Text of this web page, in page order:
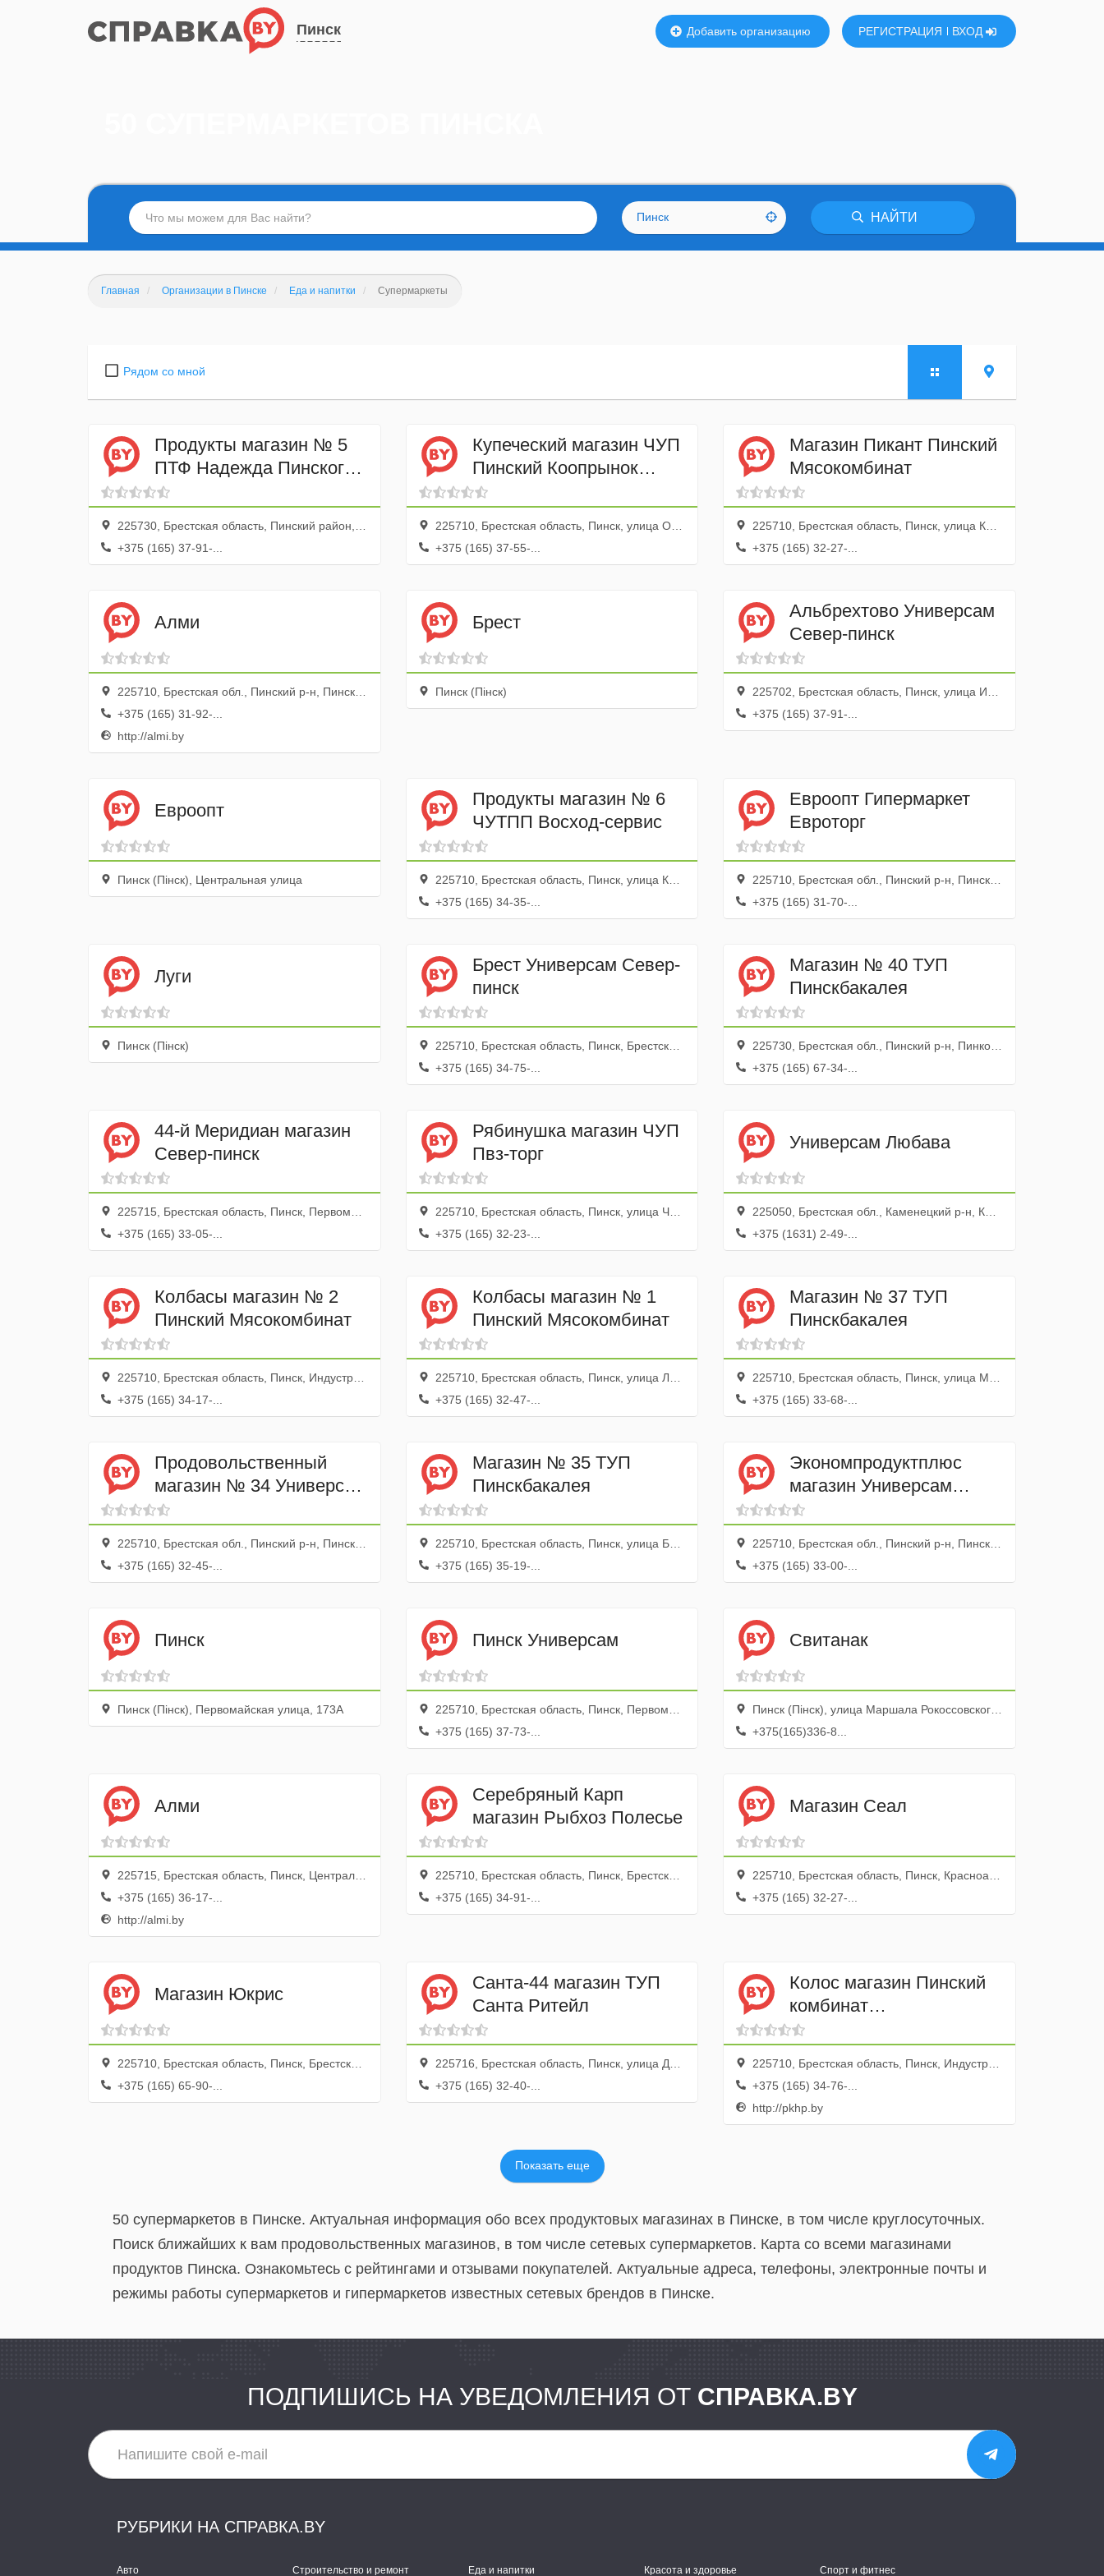
Пинск Добавить организацию РЕГИСТРАЦИЯ ВХОД
Пинск НАЙТИ
Главная Организации в Пинске Еда и напитки Супермаркеты
Рядом со мной
Продукты магазин № 5
ПТФ Надежда Пинского
РАЙПО
225730, Брестская область, Пинский район, деревня Пинковичи, Лунинецкая улица
+375 (165) 37-91-...
Купеческий магазин ЧУП
Пинский Коопрынок
Пинского РАЙПО
225710, Брестская область, Пинск, улица Островского, 10
+375 (165) 37-55-...
Магазин Пикант Пинский
Мясокомбинат
225710, Брестская область, Пинск, улица Кирова, 4
+375 (165) 32-27-...
Алми
225710, Брестская обл., Пинский р-н, Пинск г., ул. Солнечная, 57
+375 (165) 31-92-...
http://almi.by
Брест
Пинск (Пiнск)
Альбрехтово Универсам
Север-пинск
225702, Брестская область, Пинск, улица Иркутско-Пинской Дивизии, 81
+375 (165) 37-91-...
Евроопт
Пинск (Пiнск), Центральная улица
Продукты магазин № 6
ЧУТПП Восход-сервис
225710, Брестская область, Пинск, улица Космонавтов, 42
+375 (165) 34-35-...
Евроопт Гипермаркет
Евроторг
225710, Брестская обл., Пинский р-н, Пинск г., ул. Партизанская, 42
+375 (165) 31-70-...
Луги
Пинск (Пiнск)
Брест Универсам Север-
пинск
225710, Брестская область, Пинск, Брестская улица, 65
+375 (165) 34-75-...
Магазин № 40 ТУП
Пинскбакалея
225730, Брестская обл., Пинский р-н, Пинковичи дер., ул. Лунинецкая, 39
+375 (165) 67-34-...
44-й Меридиан магазин
Север-пинск
225715, Брестская область, Пинск, Первомайская улица, 153
+375 (165) 33-05-...
Рябинушка магазин ЧУП
Пвз-торг
225710, Брестская область, Пинск, улица Черняховского, 34
+375 (165) 32-23-...
Универсам Любава
225050, Брестская обл., Каменецкий р-н, Каменец г., ул. Брестская, 58
+375 (1631) 2-49-...
Колбасы магазин № 2
Пинский Мясокомбинат
225710, Брестская область, Пинск, Индустриальная улица, 1
+375 (165) 34-17-...
Колбасы магазин № 1
Пинский Мясокомбинат
225710, Брестская область, Пинск, улица Ленина, 9
+375 (165) 32-47-...
Магазин № 37 ТУП
Пинскбакалея
225710, Брестская область, Пинск, улица Маршала Рокоссовского, 12
+375 (165) 33-68-...
Продовольственный
магазин № 34 Универсам
центр-Пинск
225710, Брестская обл., Пинский р-н, Пинск г., ул. Иркутско-Пинской Дивизии, 31
+375 (165) 32-45-...
Магазин № 35 ТУП
Пинскбакалея
225710, Брестская область, Пинск, улица Белова, 2
+375 (165) 35-19-...
Экономпродуктплюс
магазин Универсам
центр-Пинск
225710, Брестская обл., Пинский р-н, Пинск г., ул. Первомайская, 159
+375 (165) 33-00-...
Пинск
Пинск (Пiнск), Первомайская улица, 173А
Пинск Универсам
225710, Брестская область, Пинск, Первомайская улица, 173А
+375 (165) 37-73-...
Свитанак
Пинск (Пiнск), улица Маршала Рокоссовского, 12
+375(165)336-8...
Алми
225715, Брестская область, Пинск, Центральная улица, 23
+375 (165) 36-17-...
http://almi.by
Серебряный Карп
магазин Рыбхоз Полесье
225710, Брестская область, Пинск, Брестская улица, 118
+375 (165) 34-91-...
Магазин Сеал
225710, Брестская область, Пинск, Красноармейская улица, 2
+375 (165) 32-27-...
Магазин Юкрис
225710, Брестская область, Пинск, Брестская улица, 13
+375 (165) 65-90-...
Санта-44 магазин ТУП
Санта Ритейл
225716, Брестская область, Пинск, улица Днепровской Флотилии, 53А
+375 (165) 32-40-...
Колос магазин Пинский
комбинат
Хлебопродуктов
225710, Брестская область, Пинск, Индустриальная улица, 3
+375 (165) 34-76-...
http://pkhp.by
Показать еще
50 супермаркетов в Пинске. Актуальная информация обо всех продуктовых магазинах в Пинске, в том числе круглосуточных.
Поиск ближайших к вам продовольственных магазинов, в том числе сетевых супермаркетов. Карта со всеми магазинами
продуктов Пинска. Ознакомьтесь с рейтингами и отзывами покупателей. Актуальные адреса, телефоны, электронные почты и
режимы работы супермаркетов и гипермаркетов известных сетевых брендов в Пинске.
ПОДПИШИСЬ НА УВЕДОМЛЕНИЯ ОТ СПРАВКА.BY
РУБРИКИ НА СПРАВКА.BY
Авто Строительство и ремонт Еда и напитки Красота и здоровье Спорт и фитнес